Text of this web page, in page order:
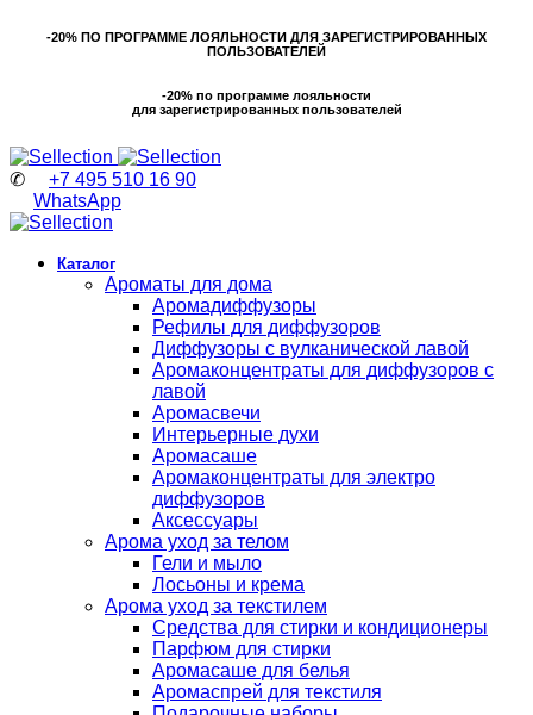
-20% ПО ПРОГРАММЕ ЛОЯЛЬНОСТИ ДЛЯ ЗАРЕГИСТРИРОВАННЫХ
ПОЛЬЗОВАТЕЛЕЙ
-20% по программе лояльности
для зарегистрированных пользователей
✆ +7 495 510 16 90
WhatsApp
Каталог
Ароматы для дома
Аромадиффузоры
Рефилы для диффузоров
Диффузоры с вулканической лавой
Аромаконцентраты для диффузоров с
лавой
Аромасвечи
Интерьерные духи
Аромасаше
Аромаконцентраты для электро
диффузоров
Аксессуары
Арома уход за телом
Гели и мыло
Лосьоны и крема
Арома уход за текстилем
Средства для стирки и кондиционеры
Парфюм для стирки
Аромасаше для белья
Аромаспрей для текстиля